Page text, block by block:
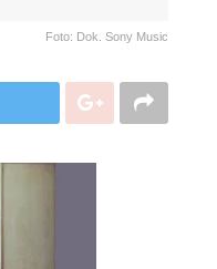
Foto: Dok. Sony Music